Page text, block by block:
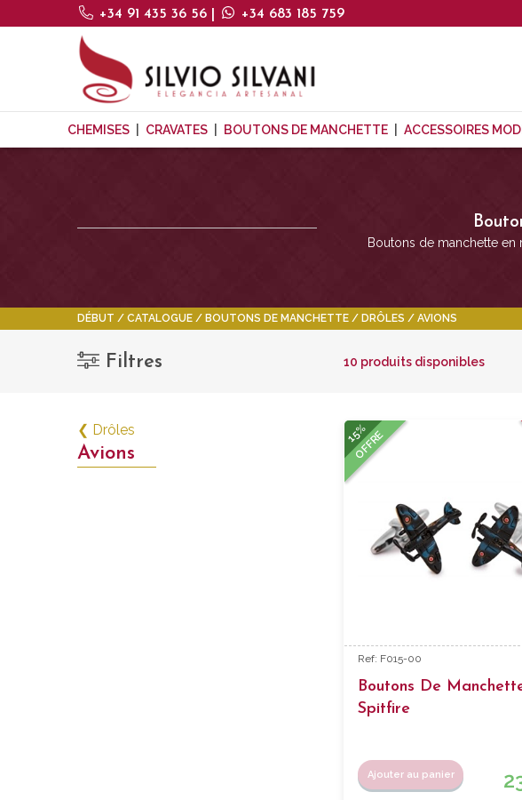
+34 91 435 36 56 +34 683 185 759
CHEMISES CRAVATES BOUTONS DE MANCHETTE ACCESSOIRES
Boutons de manchette en
DÉBUT CATALOGUE BOUTONS DE MANCHETTE DRÔLES AVIONS
Filtres 10 produits disponibles
❮ Drôles
Avions
15%
OFFRE
Ref: F015-00
Boutons De
Spitfire
Ajouter au panier